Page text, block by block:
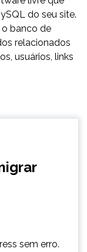
do seu site.
o banco de
relacionados
usuários, links
sem erro.